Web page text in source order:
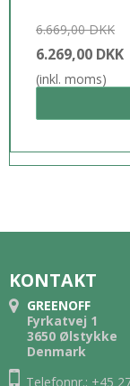
6.669,00 DKK
6.269,00 DKK
(inkl. moms)
KONTAKT
GREENOFF
Fyrkatvej 1
3650 Ølstykke
Denmark
Telefonnr.: +45